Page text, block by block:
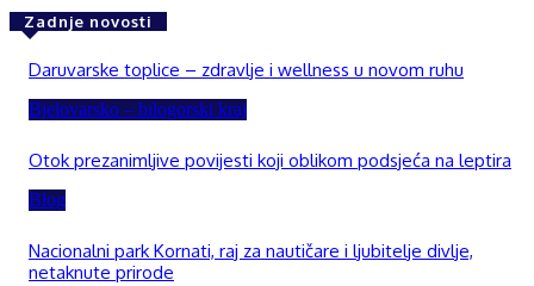
Zadnje novosti
Daruvarske toplice – zdravlje i wellness u novom ruhu
Bjelovarsko – bilogorski kraj
Otok prezanimljive povijesti koji oblikom podsjeća na leptira
Blog
Nacionalni park Kornati, raj za nautičare i ljubitelje divlje,
netaknute prirode